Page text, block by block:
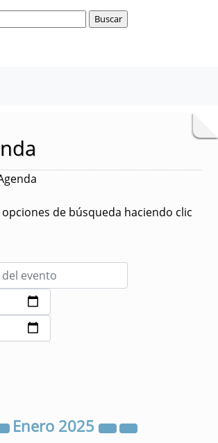
de búsqueda haciendo clic
Enero 2025